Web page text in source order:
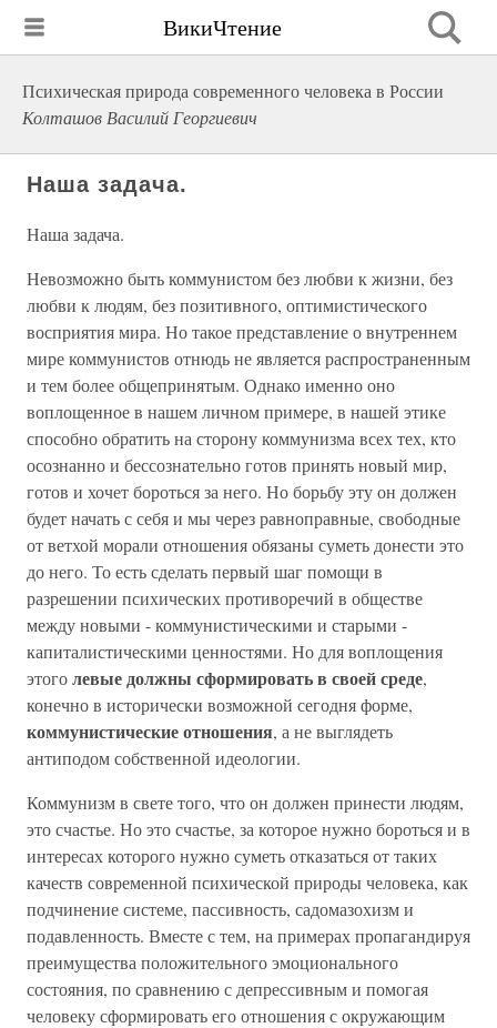
ВикиЧтение
Психическая природа современного человека в России
Колташов Василий Георгиевич
Наша задача.
Наша задача.
Невозможно быть коммунистом без любви к жизни, без
любви к людям, без позитивного, оптимистического
восприятия мира. Но такое представление о внутреннем
мире коммунистов отнюдь не является распространенным
и тем более общепринятым. Однако именно оно
воплощенное в нашем личном примере, в нашей этике
способно обратить на сторону коммунизма всех тех, кто
осознанно и бессознательно готов принять новый мир,
готов и хочет бороться за него. Но борьбу эту он должен
будет начать с себя и мы через равноправные, свободные
от ветхой морали отношения обязаны суметь донести это
до него. То есть сделать первый шаг помощи в
разрешении психических противоречий в обществе
между новыми - коммунистическими и старыми -
капиталистическими ценностями. Но для воплощения
этоголевые должны сформировать в своей среде,
конечно в исторически возможной сегодня форме,
коммунистические отношения, а не выглядеть
антиподом собственной идеологии.
Коммунизм в свете того, что он должен принести людям,
это счастье. Но это счастье, за которое нужно бороться и в
интересах которого нужно суметь отказаться от таких
качеств современной психической природы человека, как
подчинение системе, пассивность, садомазохизм и
подавленность. Вместе с тем, на примерах пропагандируя
преимущества положительного эмоционального
состояния, по сравнению с депрессивным и помогая
человеку сформировать его отношения с окружающим